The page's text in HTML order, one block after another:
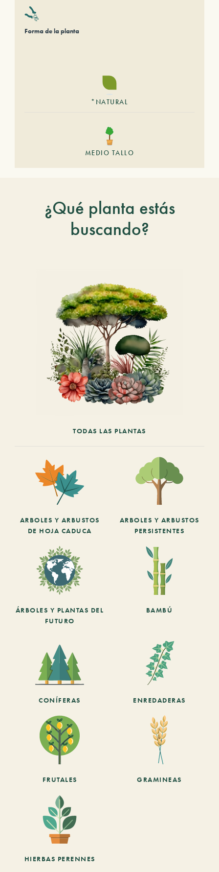
Forma de la planta
*NATURAL
MEDIO TALLO
¿Qué planta estás
buscando?
TODAS LAS PLANTAS
ARBOLES Y ARBUSTOS
DE HOJA CADUCA
ARBOLES Y ARBUSTOS
PERSISTENTES
ÁRBOLES Y PLANTAS DEL
FUTURO
BAMBÚ
CONÍFERAS ENREDADERAS
FRUTALES GRAMINEAS
HIERBAS PERENNES